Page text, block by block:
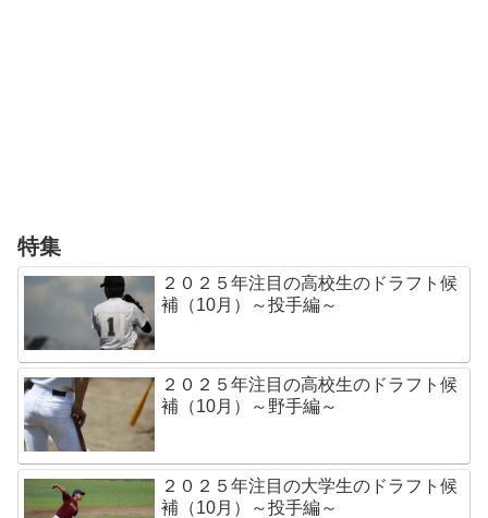
特集
２０２５年注目の高校生のドラフト候
補（10月）～投手編～
２０２５年注目の高校生のドラフト候
補（10月）～野手編～
２０２５年注目の大学生のドラフト候
補（10月）～投手編～